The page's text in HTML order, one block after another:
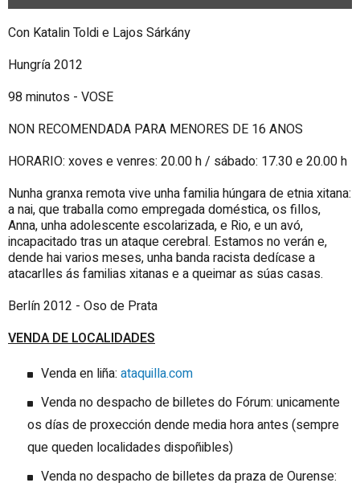
Con Katalin Toldi e Lajos Sárkány
Hungría 2012
98 minutos - VOSE
NON RECOMENDADA PARA MENORES DE 16 ANOS
HORARIO: xoves e venres: 20.00 h / sábado: 17.30 e 20.00 h
Nunha granxa remota vive unha familia húngara de etnia xitana:
a nai, que traballa como empregada doméstica, os fillos,
Anna, unha adolescente escolarizada, e Rio, e un avó,
incapacitado tras un ataque cerebral. Estamos no verán e,
dende hai varios meses, unha banda racista dedícase a
atacarlles ás familias xitanas e a queimar as súas casas.
Berlín 2012 - Oso de Prata
VENDA DE LOCALIDADES
Venda en liña: ataquilla.com
Venda no despacho de billetes do Fórum: unicamente
os días de proxección dende media hora antes (sempre
que queden localidades dispoñibles)
Venda no despacho de billetes da praza de Ourense: